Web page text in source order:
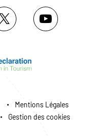
Mentions Légales
Gestion des cookies